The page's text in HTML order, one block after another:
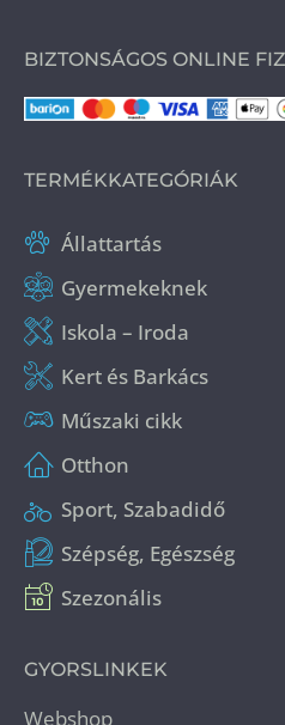
BIZTONSÁGOS ONLINE
TERMÉKKATEGÓRIÁK
Állattartás
Gyermekeknek
Iskola – Iroda
Kert és Barkács
Műszaki cikk
Otthon
Sport, Szabadidő
Szépség, Egészség
Szezonális
GYORSLINKEK
Webshop